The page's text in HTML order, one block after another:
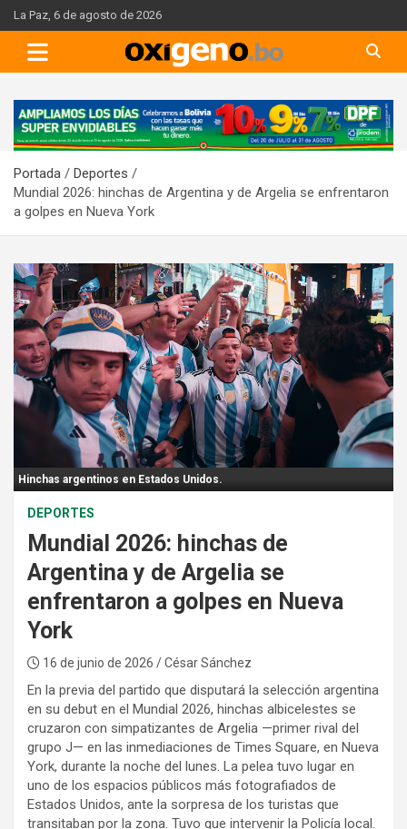
Skip
to
content
La Paz, 6 de agosto de 2026
A
d
e
r
t
s
e
m
e
n
t
Portada
Deportes
Mundial 2026: hinchas de Argentina y de Argelia se enfrentaron
a golpes en Nueva York
Hinchas argentinos en Estados Unidos.
DEPORTES
Mundial 2026: hinchas de
Argentina y de Argelia se
enfrentaron a golpes en Nueva
York
16 de junio de 2026 / César Sánchez
En la previa del partido que disputará la selección argentina
en su debut en el Mundial 2026, hinchas albicelestes se
cruzaron con simpatizantes de Argelia —primer rival del
grupo J— en las inmediaciones de Times Square, en Nueva
York, durante la noche del lunes. La pelea tuvo lugar en
uno de los espacios públicos más fotografiados de
Estados Unidos, ante la sorpresa de los turistas que
transitaban por la zona. Tuvo que intervenir la Policía local.